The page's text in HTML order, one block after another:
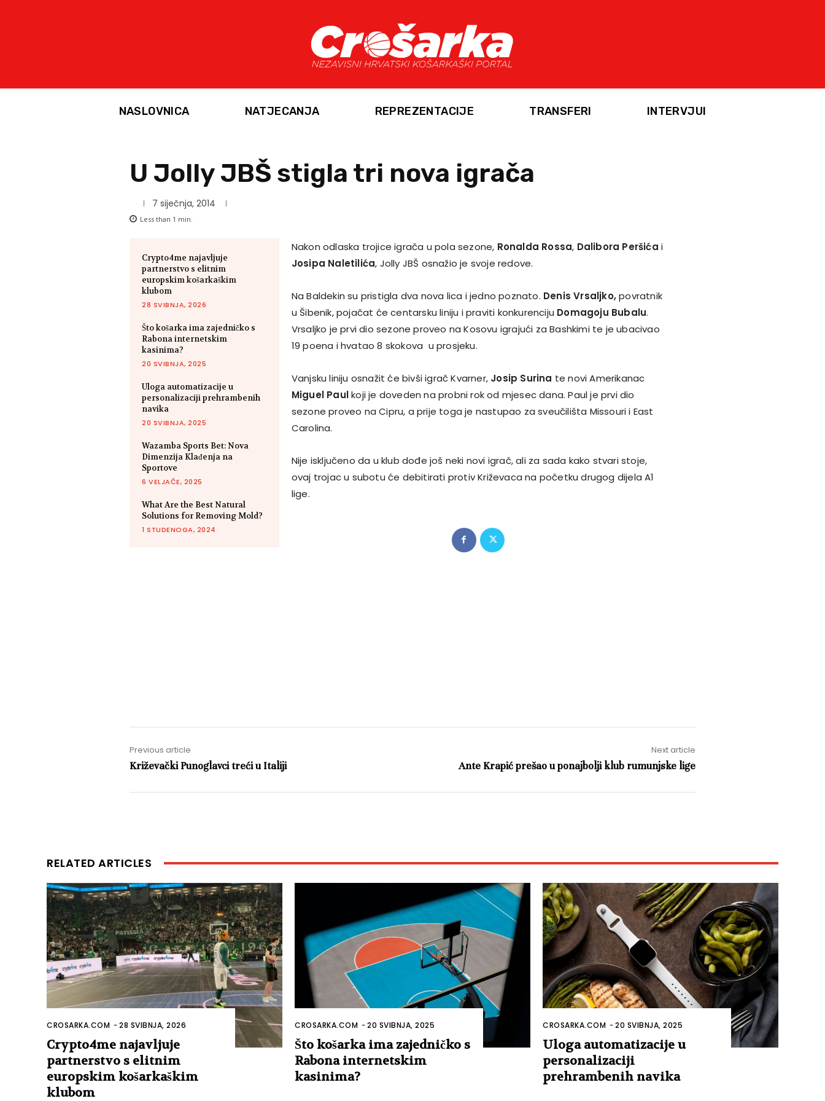
NASLOVNICA NATJECANJA REPREZENTACIJE TRANSFERI INTERVJUI
U Jolly JBŠ stigla tri nova igrača
7 siječnja, 2014
Less than 1 min.
Crypto4me najavljuje
partnerstvo s elitnim
europskim košarkaškim
klubom
28 SVIBNJA, 2026
Što košarka ima zajedničko s
Rabona internetskim
kasinima?
20 SVIBNJA, 2025
Uloga automatizacije u
personalizaciji prehrambenih
navika
20 SVIBNJA, 2025
Wazamba Sports Bet: Nova
Dimenzija Klađenja na
Sportove
6 VELJAČE, 2025
What Are the Best Natural
Solutions for Removing Mold?
1 STUDENOGA, 2024
Nakon odlaska trojice igrača u pola sezone, Ronalda Rossa, Dalibora Peršića i
Josipa Naletilića, Jolly JBŠ osnažio je svoje redove.
Na Baldekin su pristigla dva nova lica i jedno poznato. Denis Vrsaljko,povratnik
u Šibenik, pojačat će centarsku liniju i praviti konkurenciju Domagoju Bubalu.
Vrsaljko je prvi dio sezone proveo na Kosovu igrajući za Bashkimi te je ubacivao
19 poena i hvatao 8 skokova u prosjeku.
Vanjsku liniju osnažit će bivši igrač Kvarner, Josip Surina te novi Amerikanac
Miguel Paulkoji je doveden na probni rok od mjesec dana. Paul je prvi dio
sezone proveo na Cipru, a prije toga je nastupao za sveučilišta Missouri i East
Carolina.
Nije isključeno da u klub dođe još neki novi igrač, ali za sada kako stvari stoje,
ovaj trojac u subotu će debitirati protiv Križevaca na početku drugog dijela A1
lige.
Previous article
Križevački Punoglavci treći u Italiji
Next article
Ante Krapić prešao u ponajbolji klub rumunjske lige
RELATED ARTICLES
CROSARKA.COM -28 SVIBNJA, 2026
Crypto4me najavljuje
partnerstvo s elitnim
europskim košarkaškim
klubom
CROSARKA.COM -20 SVIBNJA, 2025
Što košarka ima zajedničko s
Rabona internetskim
kasinima?
CROSARKA.COM -20 SVIBNJA, 2025
Uloga automatizacije u
personalizaciji
prehrambenih navika